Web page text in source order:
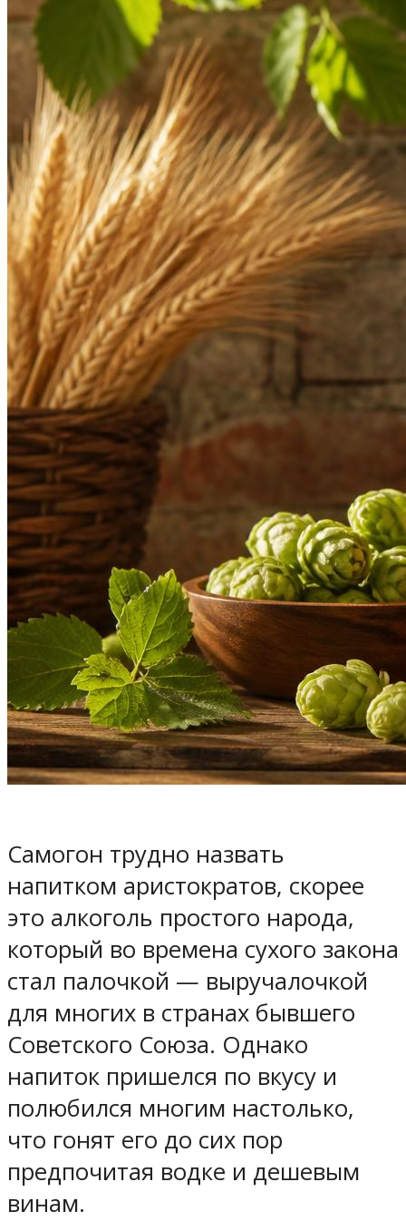
Самогон трудно назвать
напитком аристократов, скорее
это алкоголь простого народа,
который во времена сухого закона
стал палочкой — выручалочкой
для многих в странах бывшего
Советского Союза. Однако
напиток пришелся по вкусу и
полюбился многим настолько,
что гонят его до сих пор
предпочитая водке и дешевым
винам.